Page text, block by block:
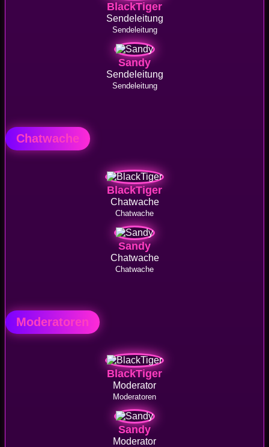
BlackTiger
Sendeleitung
Sendeleitung
Sandy
Sendeleitung
Sendeleitung
Chatwache
BlackTiger
Chatwache
Chatwache
Sandy
Chatwache
Chatwache
Moderatoren
BlackTiger
Moderator
Moderatoren
Sandy
Moderator